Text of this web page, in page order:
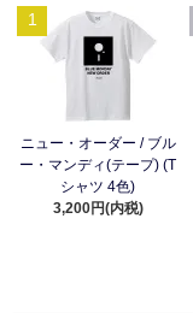
1
ニュー・オーダー / ブル
ー・マンディ(テープ) (T
シャツ 4色)
3,200円(内税)